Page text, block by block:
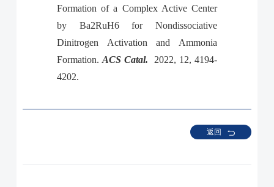
Formation of a Complex Active Center
by Ba2RuH6 for Nondissociative
Dinitrogen Activation and Ammonia
Formation.ACS Catal. 2022, 12, 4194-
4202.
返回